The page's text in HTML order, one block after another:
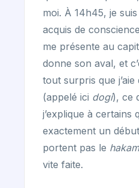
moi. À 14h45, je
acquis de
me présente au
donne son aval, et
tout surpris que
(appelé ici dogi), ce
j’explique à certains
exactement un
portent pas le
vite faite.